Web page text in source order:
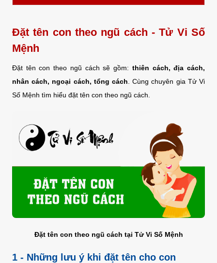
Đặt tên con theo ngũ cách - Tử Vi Số
Mệnh
Đặt tên con theo ngũ cách sẽ gồm: thiên cách, địa cách,
nhân cách, ngoại cách, tổng cách . Cùng chuyên gia Tử Vi
Số Mệnh tìm hiểu đặt tên con theo ngũ cách.
Đặt tên con theo ngũ cách tại Tử Vi Số Mệnh
1 - Những lưu ý khi đặt tên cho con